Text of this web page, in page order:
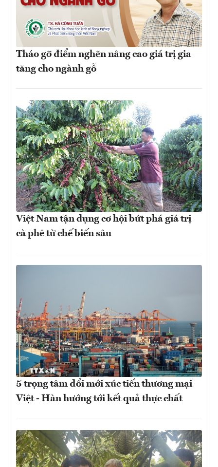
Tháo gỡ điểm nghẽn nâng cao giá trị gia
tăng cho ngành gỗ
Việt Nam tận dụng cơ hội bứt phá giá trị
cà phê từ chế biến sâu
5 trọng tâm đổi mới xúc tiến thương mại
Việt - Hàn hướng tới kết quả thực chất